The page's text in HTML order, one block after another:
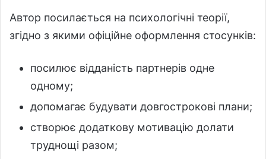
Автор посилається на психологічні теорії,
згідно з якими офіційне оформлення стосунків:
посилює відданість партнерів одне
одному;
допомагає будувати довгострокові плани;
створює додаткову мотивацію долати
труднощі разом;